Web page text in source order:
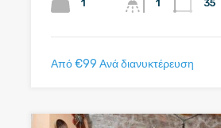
1 1 35
Από €99 Ανά διανυκτέρευση